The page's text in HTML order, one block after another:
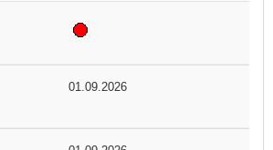
01.09.2026